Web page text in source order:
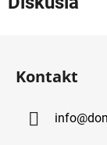
Kontakt
info@